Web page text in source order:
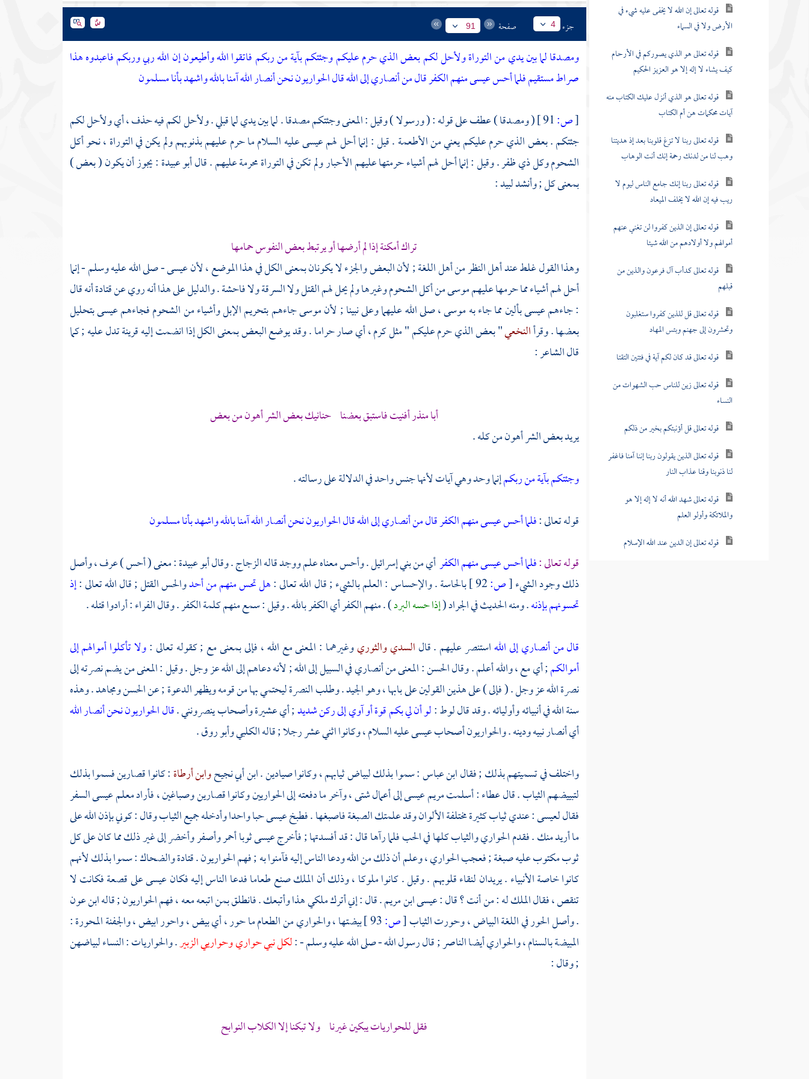
قوله تعالى إن الله لا يخفى عليه شيء في
الأرض ولا في السماء
قوله تعالى هو الذي يصوركم في الأرحام
كيف يشاء لا إله إلا هو العزيز الحكيم
قوله تعالى هو الذي أنزل عليك الكتاب منه
آيات محكمات هن أم الكتاب
قوله تعالى ربنا لا تزغ قلوبنا بعد إذ هديتنا
وهب لنا من لدنك رحمة إنك أنت الوهاب
قوله تعالى ربنا إنك جامع الناس ليوم لا
ريب فيه إن الله لا يخلف الميعاد
قوله تعالى إن الذين كفروا لن تغني عنهم
أموالهم ولا أولادهم من الله شيئا
قوله تعالى كدأب آل فرعون والذين من
قبلهم
قوله تعالى قل للذين كفروا ستغلبون
وتحشرون إلى جهنم وبئس المهاد
قوله تعالى قد كان لكم آية في فئتين التقتا
قوله تعالى زين للناس حب الشهوات من
النساء
قوله تعالى قل أؤنبئكم بخير من ذلكم
قوله تعالى الذين يقولون ربنا إننا آمنا فاغفر
لنا ذنوبنا وقنا عذاب النار
قوله تعالى شهد الله أنه لا إله إلا هو
والملائكة وأولو العلم
قوله تعالى إن الدين عند الله الإسلام
جزء 4 صفحة 91
ومصدقا لما بين يدي من التوراة ولأحل لكم بعض الذي حرم عليكم وجئتكم بآية من ربكم فاتقوا الله وأطيعون إن الله ربي وربكم فاعبدوه هذا
صراط مستقيم فلما أحس عيسى منهم الكفر قال من أنصاري إلى الله قال الحواريون نحن أنصار الله آمنا بالله واشهد بأنا مسلمون
[ص:
( ومصدقا ) عطف على قوله : ( ورسولا ) وقيل : المعنى وجئتكم مصدقا . لما بين يدي لما قبلي . ولأحل لكم فيه حذف ، أي ولأحل لكم
جئتكم . بعض الذي حرم عليكم يعني من الأطعمة . قيل : إنما أحل لهمعيسىعليه السلام ما حرم عليهم بذنوبهم ولم يكن في التوراة ، نحو أكل
الشحوم وكل ذي ظفر . وقيل : إنما أحل لهم أشياء حرمتها عليهم الأحبار ولم تكن في التوراة محرمة عليهم . قالأبو عبيدة: يجوز أن يكون ( بعض )
بمعنى كل ; وأنشد لبيد :
تراك أمكنة إذا لم أرضها أو يرتبط بعض النفوس حمامها
وهذا القول غلط عند أهل النظر من أهل اللغة ; لأن البعض والجزء لا يكونان بمعنى الكل في هذا الموضع ، لأنعيسى- صلى الله عليه وسلم - إنما
أحل لهم أشياء مما حرمها عليهمموسىمن أكل الشحوم وغيرها ولم يحل لهم القتل ولا السرقة ولا فاحشة . والدليل على هذا أنه روي عنقتادةأنه قال
: جاءهمعيسىبألين مما جاء بهموسى، صلى الله عليهما وعلى نبينا ; لأنموسىجاءهم بتحريم الإبل وأشياء من الشحوم فجاءهمعيسىبتحليل
بعضها . وقرأالنخعي" بعض الذي حرم عليكم " مثل كرم ، أي صار حراما . وقد يوضع البعض بمعنى الكل إذا انضمت إليه قرينة تدل عليه ; كما
قال الشاعر :
أبا منذر أفنيت فاستبق بعضنا حنانيك بعض الشر أهون من بعض
يريد بعض الشر أهون من كله .
وجئتكم بآية من ربكمإنما وحد وهي آيات لأنها جنس واحد في الدلالة على رسالته .
قوله تعالى :فلما أحس عيسى منهم الكفر قال من أنصاري إلى الله قال الحواريون نحن أنصار الله آمنا بالله واشهد بأنا مسلمون
قوله تعالى :فلما أحس عيسى منهم الكفرأي منبني إسرائيل. وأحس معناه علم ووجد قالهالزجاج. وقالأبو عبيدة: معنى ( أحس ) عرف ، وأصل
ذلك وجود الشيء[ص: بالحاسة . والإحساس : العلم بالشيء ; قال الله تعالى :هل تحس منهم من أحدوالحس القتل ; قال الله تعالى :إذ
تحسونهم بإذنه. ومنه الحديث في الجراد (إذا حسه البرد) . منهم الكفر أي الكفر بالله . وقيل : سمع منهم كلمة الكفر . وقالالفراء: أرادوا قتله .
قال من أنصاري إلى اللهاستنصر عليهم . قالالسديوالثوريوغيرهما : المعنى مع الله ، فإلى بمعنى مع ; كقوله تعالى :ولا تأكلوا أموالهم إلى
أموالكم; أي مع ، والله أعلم . وقالالحسن: المعنى من أنصاري في السبيل إلى الله ; لأنه دعاهم إلى الله عز وجل . وقيل : المعنى من يضم نصرته إلى
نصرة الله عز وجل . ( فإلى ) على هذين القولين على بابها ، وهو الجيد . وطلب النصرة ليحتمي بها من قومه ويظهر الدعوة ; عنالحسنومجاهد. وهذه
سنة الله في أنبيائه وأوليائه . وقد قاللوط:لو أن لي بكم قوة أو آوي إلى ركن شديد; أي عشيرة وأصحاب ينصرونني .قال الحواريون نحن أنصار الله
أي أنصار نبيه ودينه . والحواريون أصحابعيسىعليه السلام ، وكانوا اثني عشر رجلا ; قالهالكلبيوأبو روق.
واختلف في تسميتهم بذلك ; فقالابن عباس: سموا بذلك لبياض ثيابهم ، وكانوا صيادين .ابن أبي نجيحوابن أرطاة: كانوا قصارين فسموا بذلك
لتبييضهم الثياب . قالعطاء: أسلمتمريمعيسىإلى أعمال شتى ، وآخر ما دفعته إلى الحواريين وكانوا قصارين وصباغين ، فأراد معلمعيسىالسفر
فقاللعيسى: عندي ثياب كثيرة مختلفة الألوان وقد علمتك الصبغة فاصبغها . فطبخعيسىحبا واحدا وأدخله جميع الثياب وقال : كوني بإذن الله على
ما أريد منك . فقدم الحواري والثياب كلها في الحب فلما رآها قال : قد أفسدتها ; فأخرجعيسىثوبا أحمر وأصفر وأخضر إلى غير ذلك مما كان على كل
ثوب مكتوب عليه صبغة ; فعجب الحواري ، وعلم أن ذلك من الله ودعا الناس إليه فآمنوا به ; فهم الحواريون .قتادةوالضحاك: سموا بذلك لأنهم
كانوا خاصة الأنبياء . يريدان لنقاء قلوبهم . وقيل . كانوا ملوكا ، وذلك أن الملك صنع طعاما فدعا الناس إليه فكانعيسىعلى قصعة فكانت لا
تنقص ، فقال الملك له : من أنت ؟ قال :عيسى ابن مريم. قال : إني أترك ملكي هذا وأتبعك . فانطلق بمن اتبعه معه ، فهم الحواريون ; قالهابن عون
. وأصل الحور في اللغة البياض ، وحورت الثياب[ص:
بيضتها ، والحواري من الطعام ما حور ، أي بيض ، واحور ابيض ، والجفنة المحورة :
المبيضة بالسنام ، والحواري أيضا الناصر ; قال رسول الله - صلى الله عليه وسلم - :لكل نبي حواري وحواريي الزبير. والحواريات : النساء لبياضهن
; وقال :
فقل للحواريات يبكين غيرنا ولا تبكنا إلا الكلاب النوابح